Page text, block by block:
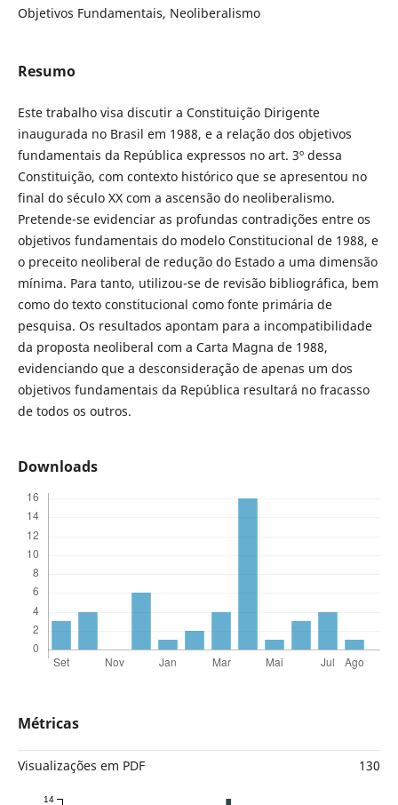
Objetivos Fundamentais, Neoliberalismo
Resumo
Este trabalho visa discutir a Constituição Dirigente
inaugurada no Brasil em 1988, e a relação dos objetivos
fundamentais da República expressos no art. 3º dessa
Constituição, com contexto histórico que se apresentou no
final do século XX com a ascensão do neoliberalismo.
Pretende-se evidenciar as profundas contradições entre os
objetivos fundamentais do modelo Constitucional de 1988, e
o preceito neoliberal de redução do Estado a uma dimensão
mínima. Para tanto, utilizou-se de revisão bibliográfica, bem
como do texto constitucional como fonte primária de
pesquisa. Os resultados apontam para a incompatibilidade
da proposta neoliberal com a Carta Magna de 1988,
evidenciando que a desconsideração de apenas um dos
objetivos fundamentais da República resultará no fracasso
de todos os outros.
Downloads
Métricas
Visualizações em PDF 130
14